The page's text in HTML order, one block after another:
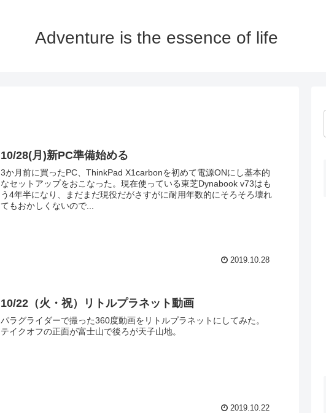
Adventure is the essence of life
10/28(月)新PC準備始める
3か月前に買ったPC、ThinkPad X1carbonを初めて電源ONにし基本的
なセットアップをおこなった。現在使っている東芝Dynabook v73はも
う4年半になり、まだまだ現役だがさすがに耐用年数的にそろそろ壊れ
てもおかしくないので...
2019.10.28
10/22（火・祝）リトルプラネット動画
パラグライダーで撮った360度動画をリトルプラネットにしてみた。
テイクオフの正面が富士山で後ろが天子山地。
2019.10.22